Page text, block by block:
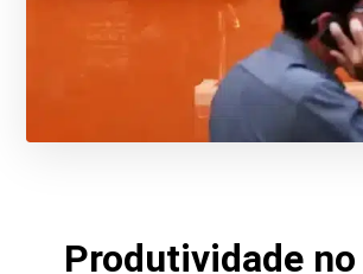
Produtividade